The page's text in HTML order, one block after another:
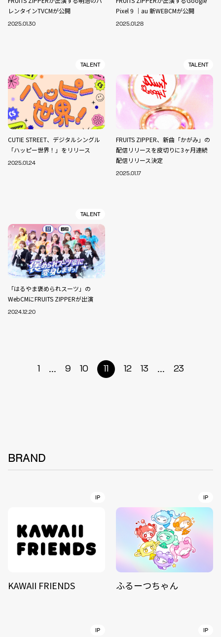
レンタインTVCMが公開
2025.01.30
Pixel 9 ｜au 新WEBCMが公開
2025.01.28
TALENT
CUTIE STREET、デジタルシングル
「ハッピー世界！」をリリース
2025.01.24
TALENT
FRUITS ZIPPER、新曲「かがみ」の
配信リリースを皮切りに3ヶ月連続
配信リリース決定
2025.01.17
TALENT
「はるやま褒められスーツ」の
WebCMにFRUITS ZIPPERが出演
2024.12.20
1 ... 9 10 11 12 13 ... 23
BRAND
IP
KAWAII FRIENDS
IP
ふるーつちゃん
IP IP